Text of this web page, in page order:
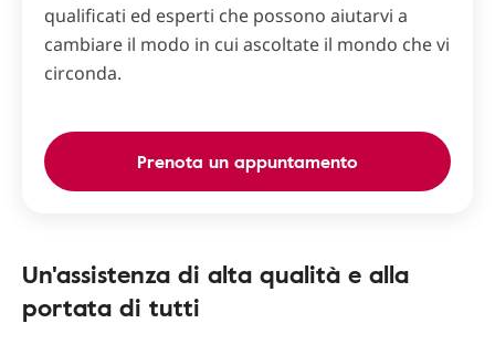
qualificati ed esperti che possono aiutarvi a
cambiare il modo in cui ascoltate il mondo che vi
circonda.
Prenota un appuntamento
Un'assistenza di alta qualità e alla
portata di tutti